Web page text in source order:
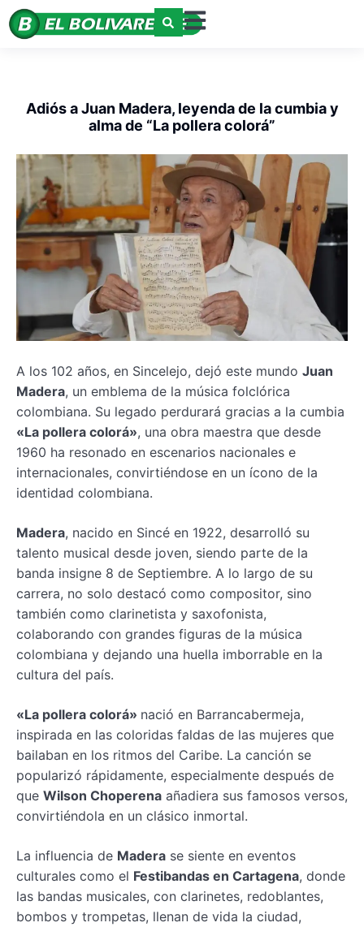
Adiós a Juan Madera, leyenda de la cumbia y
alma de “La pollera colorá”
A los 102 años, en Sincelejo, dejó este mundo Juan
Madera, un emblema de la música folclórica
colombiana. Su legado perdurará gracias a la cumbia
«La pollera colorá», una obra maestra que desde
1960 ha resonado en escenarios nacionales e
internacionales, convirtiéndose en un ícono de la
identidad colombiana.
Madera, nacido en Sincé en 1922, desarrolló su
talento musical desde joven, siendo parte de la
banda insigne 8 de Septiembre. A lo largo de su
carrera, no solo destacó como compositor, sino
también como clarinetista y saxofonista,
colaborando con grandes figuras de la música
colombiana y dejando una huella imborrable en la
cultura del país.
«La pollera colorá» nació en Barrancabermeja,
inspirada en las coloridas faldas de las mujeres que
bailaban en los ritmos del Caribe. La canción se
popularizó rápidamente, especialmente después de
que Wilson Choperena añadiera sus famosos versos,
convirtiéndola en un clásico inmortal.
La influencia de Madera se siente en eventos
culturales como el Festibandas en Cartagena, donde
las bandas musicales, con clarinetes, redoblantes,
bombos y trompetas, llenan de vida la ciudad,